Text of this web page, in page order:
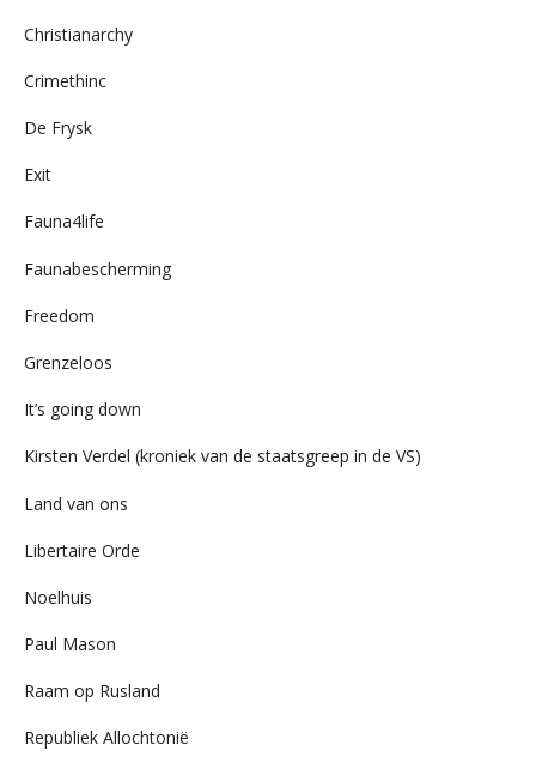
Christianarchy
Crimethinc
De Frysk
Exit
Fauna4life
Faunabescherming
Freedom
Grenzeloos
It’s going down
Kirsten Verdel (kroniek van de staatsgreep in de VS)
Land van ons
Libertaire Orde
Noelhuis
Paul Mason
Raam op Rusland
Republiek Allochtonië